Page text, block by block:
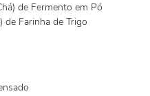
de Fermento em Pó
de Farinha de Trigo